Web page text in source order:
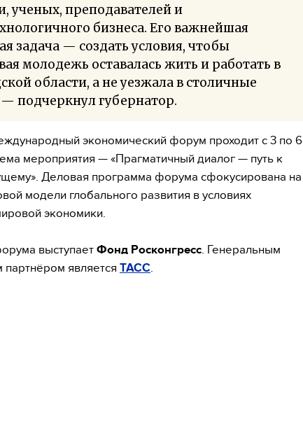
ученых, преподавателей и
бизнеса. Его важнейшая
задача — создать условия, чтобы
молодежь оставалась жить и работать в
области, а не уезжала в столичные
подчеркнул губернатор.
экономический форум проходит с 3 по 6
мероприятия — «Прагматичный диалог — путь к
Деловая программа форума сфокусирована на
модели глобального развития в условиях
экономики.
выступает Фонд Росконгресс . Генеральным
является ТАСС